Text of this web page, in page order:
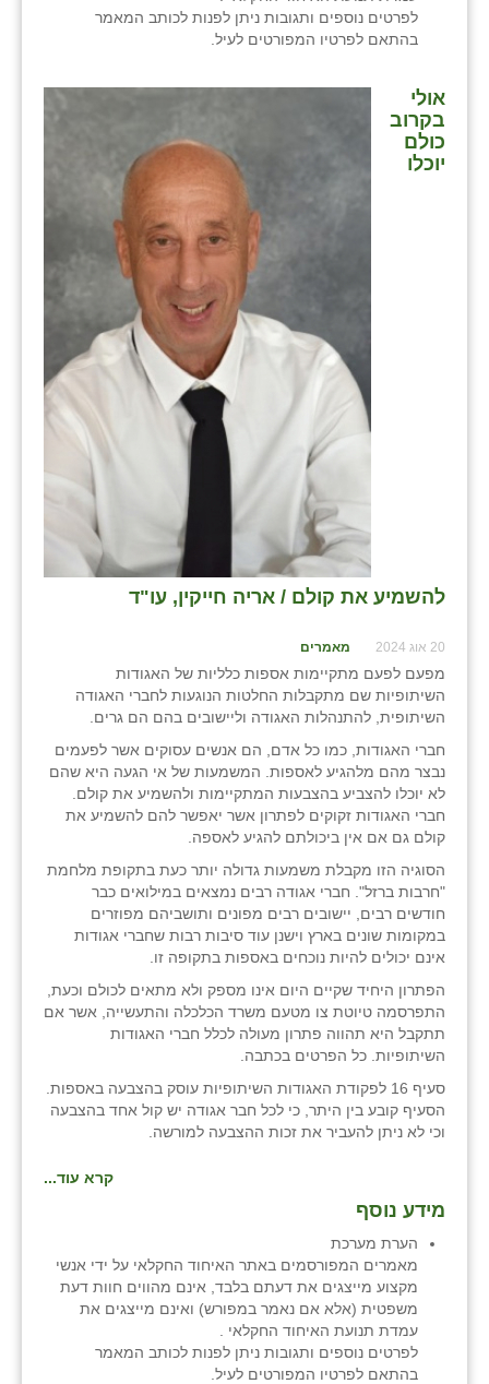
לפרטים נוספים ותגובות ניתן לפנות לכותב המאמר
בהתאם לפרטיו המפורטים לעיל.
אולי
בקרוב
כולם
יוכלו
להשמיע את קולם / אריה חייקין, עו"ד
20 אוג 2024 מאמרים
מפעם לפעם מתקיימות אספות כלליות של האגודות
השיתופיות שם מתקבלות החלטות הנוגעות לחברי האגודה
השיתופית, להתנהלות האגודה וליישובים בהם הם גרים.
חברי האגודות, כמו כל אדם, הם אנשים עסוקים אשר לפעמים
נבצר מהם מלהגיע לאספות. המשמעות של אי הגעה היא שהם
לא יוכלו להצביע בהצבעות המתקיימות ולהשמיע את קולם.
חברי האגודות זקוקים לפתרון אשר יאפשר להם להשמיע את
קולם גם אם אין ביכולתם להגיע לאספה.
הסוגיה הזו מקבלת משמעות גדולה יותר כעת בתקופת מלחמת
"חרבות ברזל". חברי אגודה רבים נמצאים במילואים כבר
חודשים רבים, יישובים רבים מפונים ותושביהם מפוזרים
במקומות שונים בארץ וישנן עוד סיבות רבות שחברי אגודות
אינם יכולים להיות נוכחים באספות בתקופה זו.
הפתרון היחיד שקיים היום אינו מספק ולא מתאים לכולם וכעת,
התפרסמה טיוטת צו מטעם משרד הכלכלה והתעשייה, אשר אם
תתקבל היא תהווה פתרון מעולה לכלל חברי האגודות
השיתופיות. כל הפרטים בכתבה.
סעיף 16 לפקודת האגודות השיתופיות עוסק בהצבעה באספות.
הסעיף קובע בין היתר, כי לכל חבר אגודה יש קול אחד בהצבעה
וכי לא ניתן להעביר את זכות ההצבעה למורשה.
קרא עוד...
מידע נוסף
הערת מערכת
מאמרים המפורסמים באתר האיחוד החקלאי על ידי אנשי
מקצוע מייצגים את דעתם בלבד, אינם מהווים חוות דעת
משפטית (אלא אם נאמר במפורש) ואינם מייצגים את
עמדת תנועת האיחוד החקלאי .
לפרטים נוספים ותגובות ניתן לפנות לכותב המאמר
בהתאם לפרטיו המפורטים לעיל.